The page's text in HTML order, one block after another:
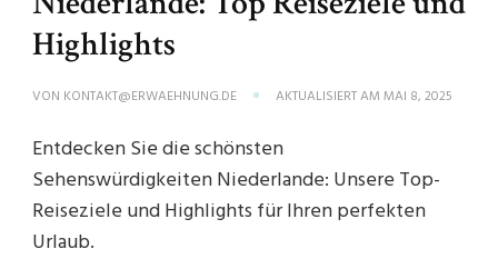
Highlights
VON KONTAKT@ERWAEHNUNG.DE AKTUALISIERT AM MAI 8, 2025
Entdecken Sie die schönsten
Sehenswürdigkeiten Niederlande: Unsere Top-
Reiseziele und Highlights für Ihren perfekten
Urlaub.